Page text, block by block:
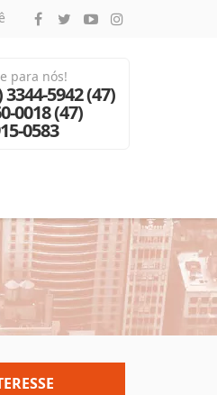
para nós!
3344-5942 (47)
0018 (47)
0583